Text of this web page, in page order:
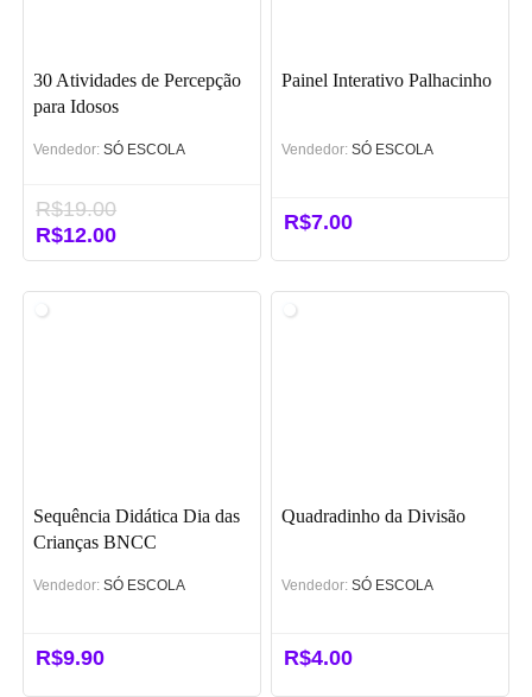
30 Atividades de Percepção
para Idosos
Vendedor: SÓ ESCOLA
R$19.00
O
preço
R$12.00O
preço
Painel Interativo Palhacinho
Vendedor: SÓ ESCOLA
R$7.00
Sequência Didática Dia das
Crianças BNCC
Vendedor: SÓ ESCOLA
R$9.90
Quadradinho da Divisão
Vendedor: SÓ ESCOLA
R$4.00